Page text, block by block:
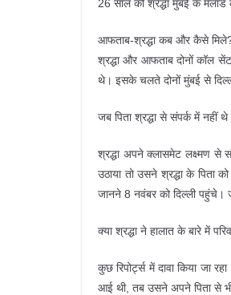
26 साल की श्रद्धा मुंबई के
आफताब-श्रद्धा कब और कैसे
श्रद्धा और आफताब दोनों कॉल
थे। इसके चलते दोनों मुंबई से
जब पिता श्रद्धा से संपर्क में
श्रद्धा अपने क्लासमेट लक्ष्मण से
उठाया तो उसने श्रद्धा के पिता
जानने 8 नवंबर को दिल्ली पहुंचे।
क्या श्रद्धा ने हालात के बारे में
कुछ रिपोर्ट्स में दावा किया जा
आई थी, तब उसने अपने पिता से भी